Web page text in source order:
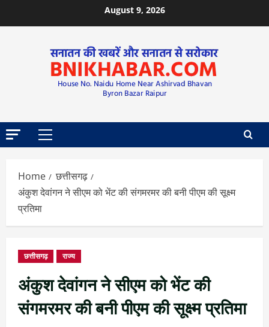
August 9, 2026
Home
छत्तीसगढ़
अंकुश देवांगन ने सीएम को भेंट की संगमरमर की बनी पीएम की सूक्ष्म
प्रतिमा
छत्तीसगढ़ राज्य
अंकुश देवांगन ने सीएम को भेंट की
संगमरमर की बनी पीएम की सूक्ष्म प्रतिमा